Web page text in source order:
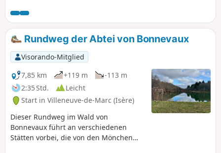
zwischen Saint-Jean-de-Bournay, Artas und Charantonnay.
Rundweg der Abtei von Bonnevaux
Visorando-Mitglied
7,85 km
+119 m
-113 m
2:35 Std.
Leicht
Start in Villeneuve-de-Marc (Isère)
Dieser Rundweg im Wald von
Bonnevaux führt an verschiedenen
Stätten vorbei, die von den Mönchen